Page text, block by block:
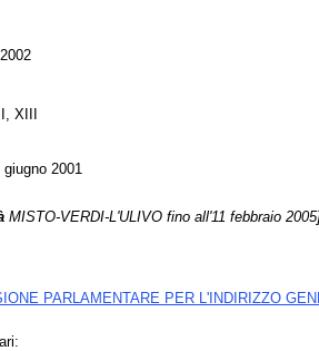
XIII
2001
MISTO-VERDI-L'ULIVO fino all'11 febbraio
PARLAMENTARE PER L'INDIRIZZO